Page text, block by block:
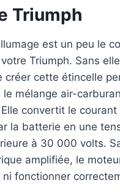
Triumph
est un peu le
Triumph. Sans
créer cette étincelle
le mélange air-
convertit le courant
la batterie en une
à 30 000 volts.
amplifiée, le
ni fonctionner